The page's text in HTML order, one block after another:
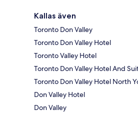
Kallas även
Toronto Don Valley
Toronto Don Valley Hotel
Toronto Valley Hotel
Toronto Don Valley Hotel And
Toronto Don Valley Hotel North
Don Valley Hotel
Don Valley